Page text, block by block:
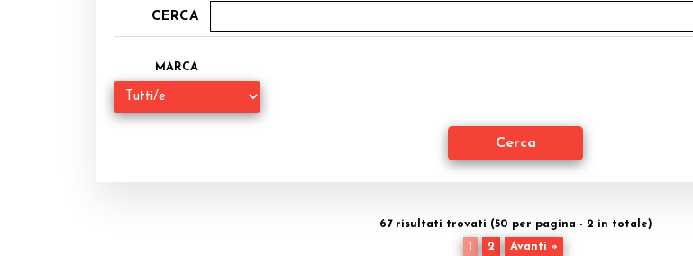
CERCA
MARCA
67 risultati trovati (50 per pagina - 2 in totale)
1
2 Avanti »